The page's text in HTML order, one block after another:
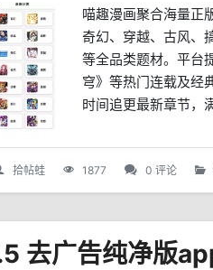
喵趣漫画聚合海量正
奇幻、穿越、古风、
等全品类题材。平台
穹》等热门连载及经
时间追更最新章节，
拾帖蛙 1877 0 评论
去广告纯净版